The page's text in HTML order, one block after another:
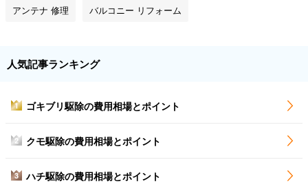
アンテナ 修理 バルコニー リフォーム
人気記事ランキング
1 ゴキブリ駆除の費用相場とポイント
2 クモ駆除の費用相場とポイント
3 ハチ駆除の費用相場とポイント